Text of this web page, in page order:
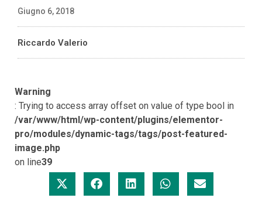
Giugno 6, 2018
Riccardo Valerio
Warning
: Trying to access array offset on value of type bool in
/var/www/html/wp-content/plugins/elementor-
pro/modules/dynamic-tags/tags/post-featured-
image.php
on line39